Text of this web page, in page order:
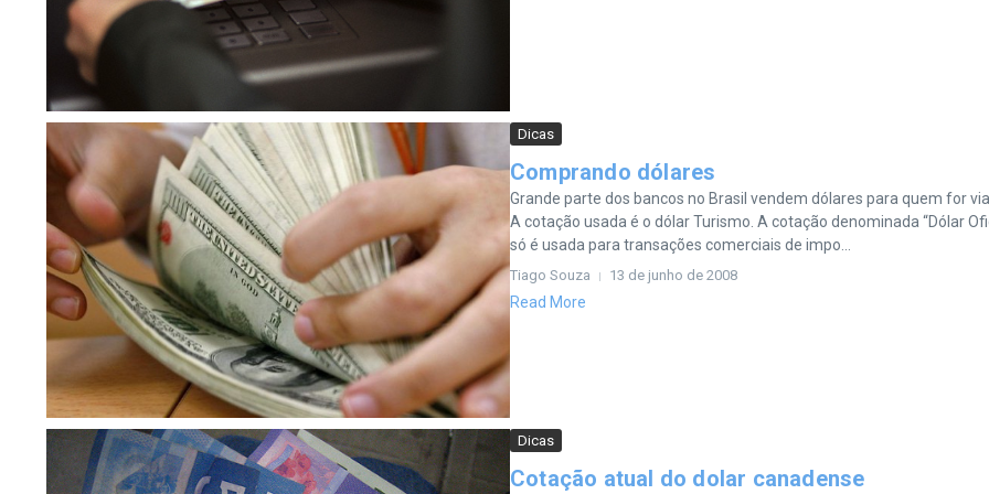
Dicas
Comprando dólares
Grande parte dos bancos no Brasil vendem dólares para quem for
A cotação usada é o dólar Turismo. A cotação denominada “Dólar
só é usada para transações comerciais de impo...
Tiago Souza 13 de junho de 2008
Read More
Dicas
Cotação atual do dolar canadense